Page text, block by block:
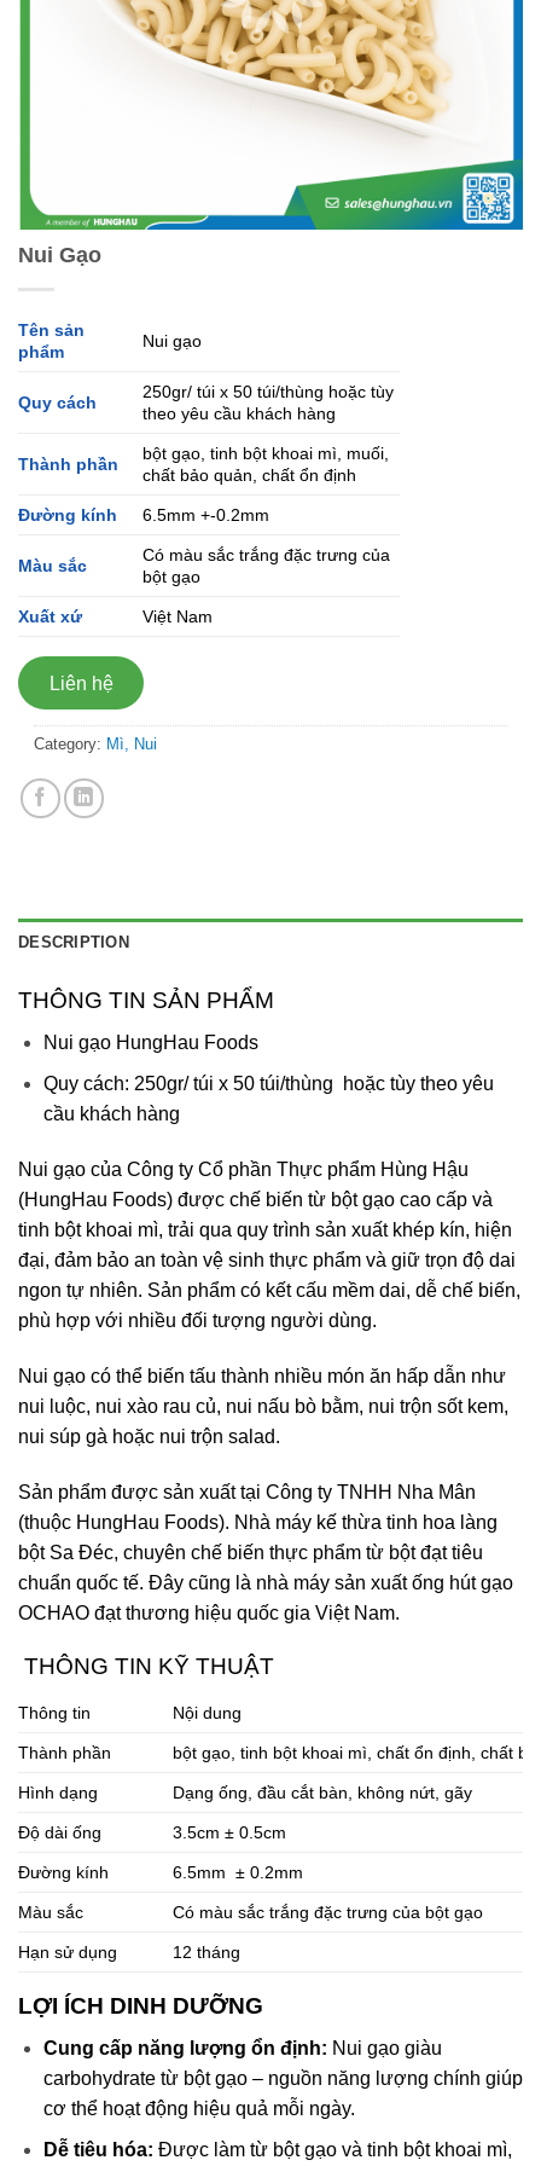
Nui Gạo
Tên sản
phẩm
Nui gạo
Quy cách
250gr/ túi x 50 túi/thùng hoặc tùy
theo yêu cầu khách hàng
Thành phần
bột gạo, tinh bột khoai mì, muối,
chất bảo quản, chất ổn định
Đường kính 6.5mm +-0.2mm
Màu sắc
Có màu sắc trắng đặc trưng của
bột gạo
Xuất xứ Việt Nam
Liên hệ
Category: Mì, Nui
DESCRIPTION
THÔNG TIN SẢN PHẨM
Nui gạo HungHau Foods
Quy cách: 250gr/ túi x 50 túi/thùng hoặc tùy theo yêu
cầu khách hàng
Nui gạo của Công ty Cổ phần Thực phẩm Hùng Hậu
(HungHau Foods) được chế biến từ bột gạo cao cấp và
tinh bột khoai mì, trải qua quy trình sản xuất khép kín, hiện
đại, đảm bảo an toàn vệ sinh thực phẩm và giữ trọn độ dai
ngon tự nhiên. Sản phẩm có kết cấu mềm dai, dễ chế biến,
phù hợp với nhiều đối tượng người dùng.
Nui gạo có thể biến tấu thành nhiều món ăn hấp dẫn như
nui luộc, nui xào rau củ, nui nấu bò bằm, nui trộn sốt kem,
nui súp gà hoặc nui trộn salad.
Sản phẩm được sản xuất tại Công ty TNHH Nha Mân
(thuộc HungHau Foods). Nhà máy kế thừa tinh hoa làng
bột Sa Đéc, chuyên chế biến thực phẩm từ bột đạt tiêu
chuẩn quốc tế. Đây cũng là nhà máy sản xuất ống hút gạo
OCHAO đạt thương hiệu quốc gia Việt Nam.
THÔNG TIN KỸ THUẬT
Thông tin Nội dung
Thành phần bột gạo, tinh bột khoai mì, chất ổn định, chất
Hình dạng Dạng ống, đầu cắt bàn, không nứt, gãy
Độ dài ống 3.5cm ± 0.5cm
Đường kính 6.5mm ± 0.2mm
Màu sắc Có màu sắc trắng đặc trưng của bột gạo
Hạn sử dụng 12 tháng
LỢI ÍCH DINH DƯỠNG
Cung cấp năng lượng ổn định: Nui gạo giàu
carbohydrate từ bột gạo – nguồn năng lượng chính giúp
cơ thể hoạt động hiệu quả mỗi ngày.
Dễ tiêu hóa: Được làm từ bột gạo và tinh bột khoai mì,